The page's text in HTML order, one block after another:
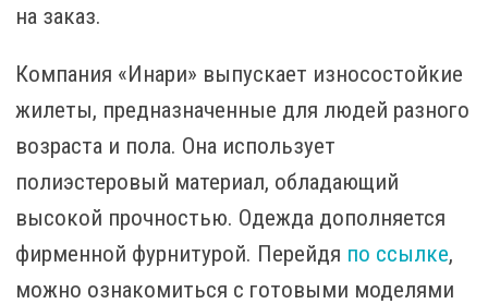
на заказ.
Компания «Инари» выпускает износостойкие
жилеты, предназначенные для людей разного
возраста и пола. Она использует
полиэстеровый материал, обладающий
высокой прочностью. Одежда дополняется
фирменной фурнитурой. Перейдя по ссылке,
можно ознакомиться с готовыми моделями